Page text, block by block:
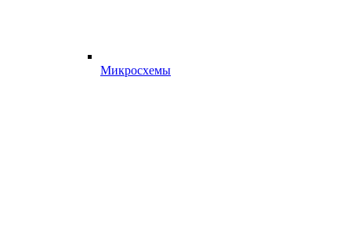
Микросхемы